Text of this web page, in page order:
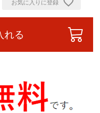
お気に入りに登録
れる